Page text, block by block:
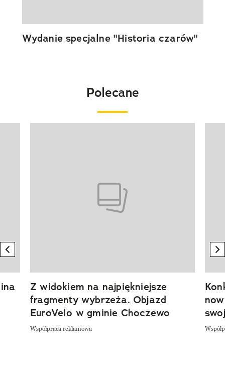
Wydanie specjalne "Historia czarów"
Polecane
previous element
Z widokiem na najpiękniejsze
fragmenty wybrzeża. Objazd
EuroVelo w gminie Choczewo
Współpraca reklamowa